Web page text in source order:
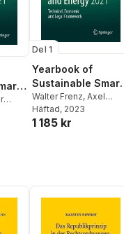
Del 1
Yearbook of
Sustainable Smart
Mining and Energy
2021
Walter Frenz, Axel
Preuße
Häftad, 2023
1 185 kr